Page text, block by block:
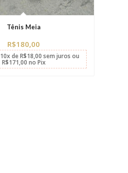
Tênis Meia
R$180,00
10xdeR$18,00 sem jurosou
R$171,00 no Pix